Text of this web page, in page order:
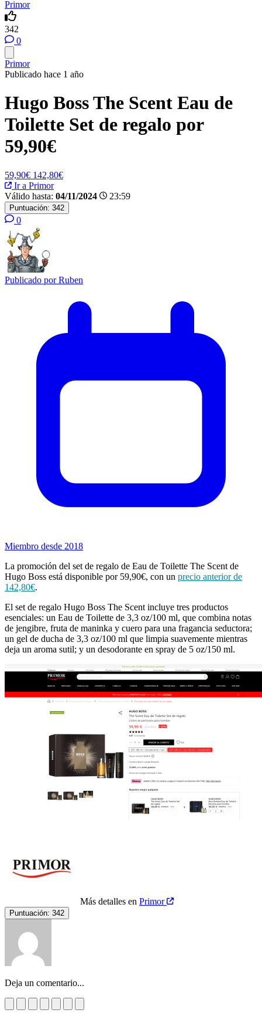
Primor
342
0
Primor
Publicado hace 1 año
Hugo Boss The Scent Eau de
Toilette Set de regalo por
59,90€
59,90€ 142,80€
Ir a Primor
Válido hasta: 04/11/2024 23:59
Puntuación: 342
0
Publicado porRuben
Miembro desde 2018
La promoción del set de regalo de Eau de Toilette The Scent de
Hugo Boss está disponible por 59,90€, con un precio anterior de
142,80€.
El set de regalo Hugo Boss The Scent incluye tres productos
esenciales: un Eau de Toilette de 3,3 oz/100 ml, que combina notas
de jengibre, fruta de maninka y cuero para una fragancia seductora;
un gel de ducha de 3,3 oz/100 ml que limpia suavemente mientras
deja un aroma sutil; y un desodorante en spray de 5 oz/150 ml.
Más detalles en Primor
Puntuación: 342
Deja un comentario...